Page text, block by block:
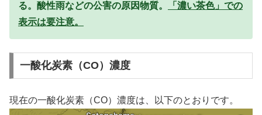
る。酸性雨などの公害の原因物質。
「濃い茶色」での
表示は要注意。
一酸化炭素（CO）濃度
現在の一酸化炭素（CO）濃度は、以下のとおりです。